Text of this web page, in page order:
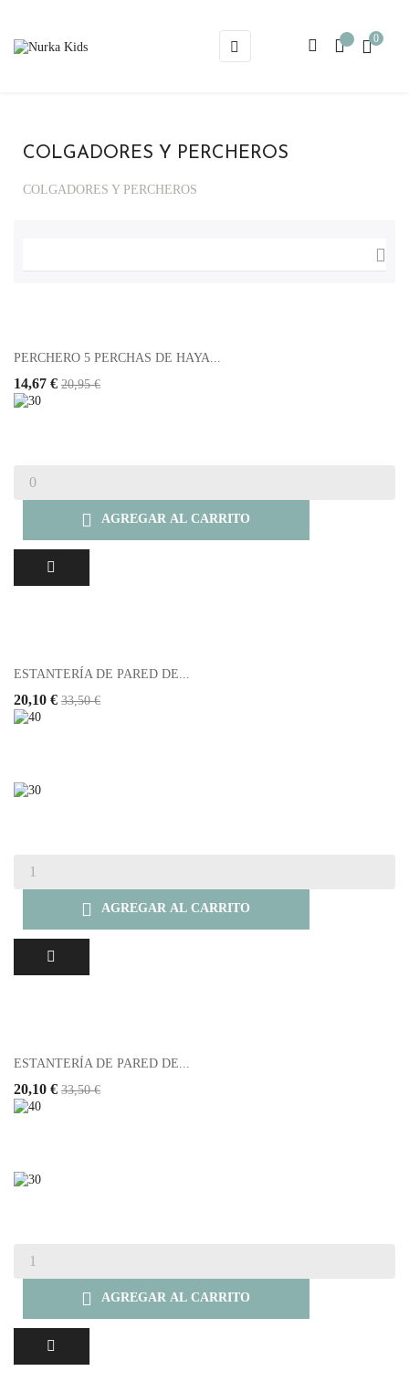
Navegación
de
☰ 0
COLGADORES Y PERCHEROS
COLGADORES Y PERCHEROS

PERCHERO 5 PERCHAS DE HAYA...
14,67 € 20,95 €
 AGREGAR AL CARRITO
ESTANTERÍA DE PARED DE...
20,10 € 33,50 €
 AGREGAR AL CARRITO
ESTANTERÍA DE PARED DE...
20,10 € 33,50 €
 AGREGAR AL CARRITO